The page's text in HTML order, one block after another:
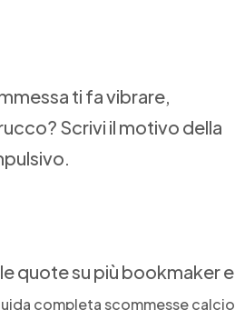
ti fa vibrare,
Scrivi il motivo della
quote su più bookmaker e
completa scommesse calcio